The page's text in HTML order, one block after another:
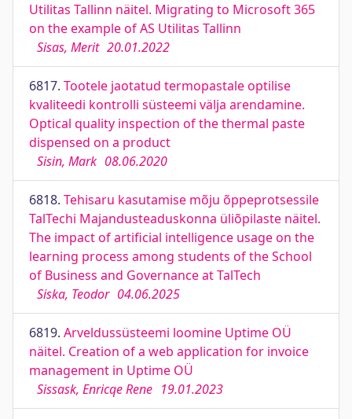
Utilitas Tallinn näitel. Migrating to Microsoft 365
on the example of AS Utilitas Tallinn
Sisas, Merit 20.01.2022
6817. Tootele jaotatud termopastale optilise
kvaliteedi kontrolli süsteemi välja arendamine.
Optical quality inspection of the thermal paste
dispensed on a product
Sisin, Mark 08.06.2020
6818. Tehisaru kasutamise mõju õppeprotsessile
TalTechi Majandusteaduskonna üliõpilaste näitel.
The impact of artificial intelligence usage on the
learning process among students of the School
of Business and Governance at TalTech
Siska, Teodor 04.06.2025
6819. Arveldussüsteemi loomine Uptime OÜ
näitel. Creation of a web application for invoice
management in Uptime OÜ
Sissask, Enricqe Rene 19.01.2023